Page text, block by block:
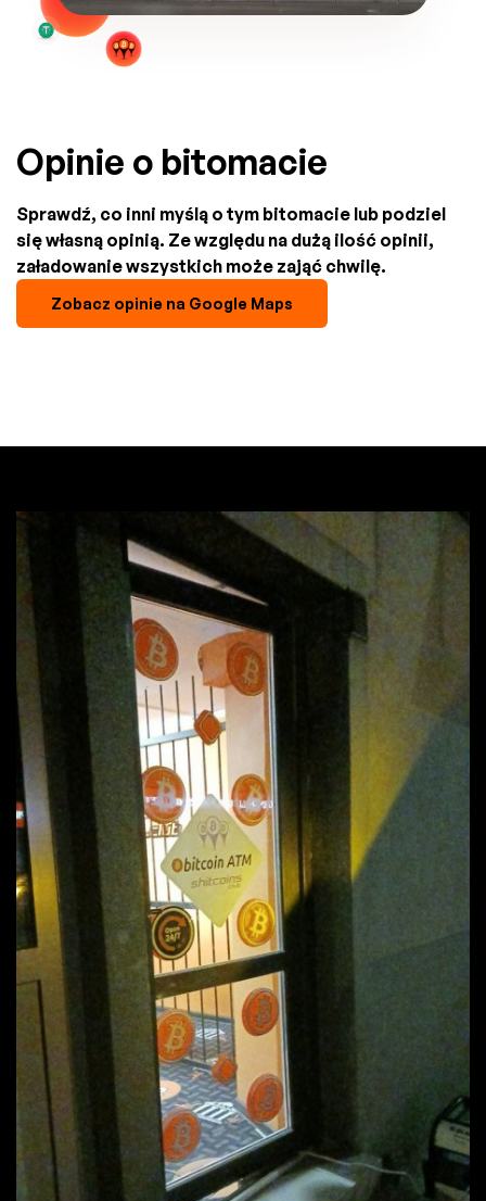
Opinie o bitomacie
Sprawdź, co inni myślą o tym bitomacie lub podziel
się własną opinią. Ze względu na dużą ilość opinii,
załadowanie wszystkich może zająć chwilę.
Zobacz opinie na Google Maps